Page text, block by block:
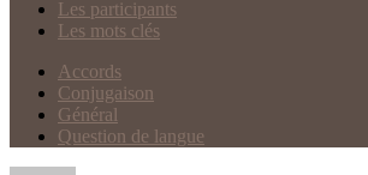
Les participants
Les mots clés
Accords
Conjugaison
Général
Question de langue